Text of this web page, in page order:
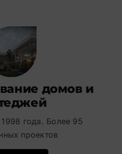
домов и
года. Более 95
проектов